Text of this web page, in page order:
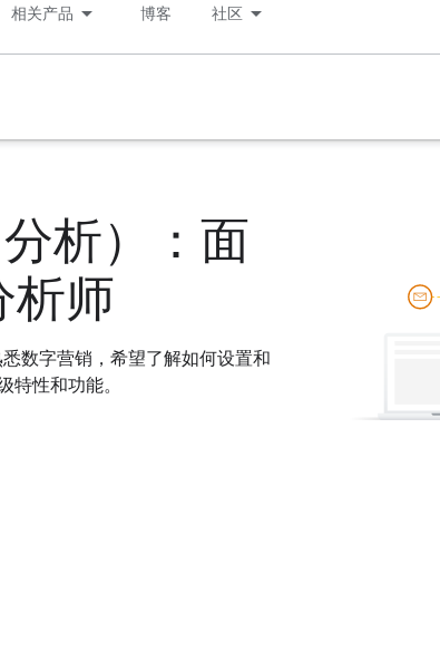
相关产品 博客 社区
析）：面
析师
数字营销，希望了解如何设置和
特性和功能。